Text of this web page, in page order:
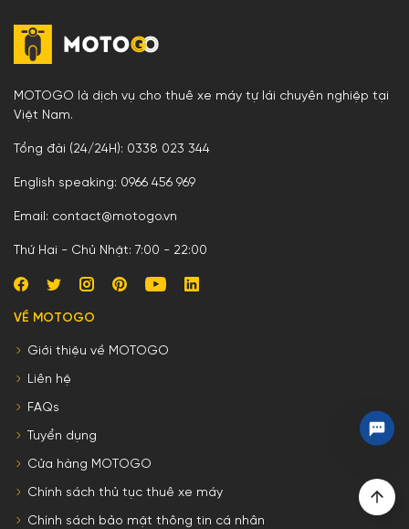
MOTOGO là dịch vụ cho thuê xe máy tự lái chuyên nghiệp tại
Việt Nam.
Tổng đài (24/24H): 0338 023 344
English speaking: 0966 456 969
Email: contact@motogo.vn
Thứ Hai - Chủ Nhật: 7:00 - 22:00
VỀ MOTOGO
Giới thiệu về MOTOGO
Liên hệ
FAQs
Tuyển dụng
Cửa hàng MOTOGO
Chính sách thủ tục thuê xe máy
Chính sách bảo mật thông tin cá nhân